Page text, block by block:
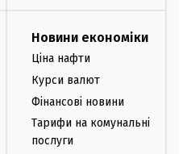
Новини економіки
Ціна нафти
Курси валют
Фінансові новини
Тарифи на комунальні
послуги